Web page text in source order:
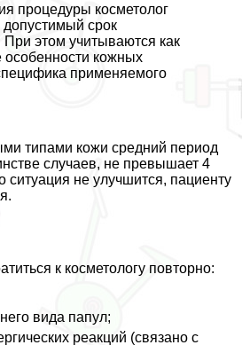
процедуры косметолог
допустимый срок
При этом учитываются как
кожных
применяемого
типами кожи средний период
случаев, не превышает 4
ситуация не улучшится, пациенту
к косметологу повторно:
вида папул;
реакций (связано с